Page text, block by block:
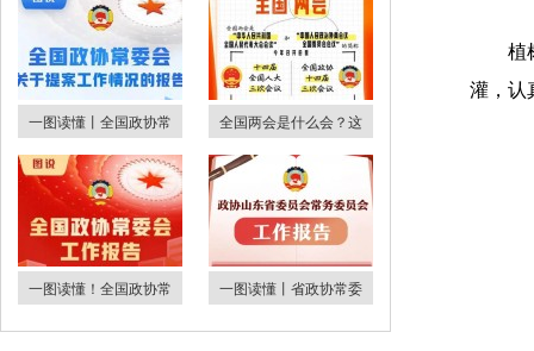
一图读懂丨全国政协常 全国两会是什么会？这
一图读懂！全国政协常 一图读懂丨省政协常委
植
灌，认